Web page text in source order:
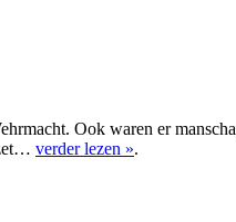
Ook waren er
verder lezen ».